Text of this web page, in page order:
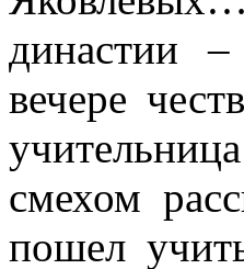
династии
вечере
смехом
пошел